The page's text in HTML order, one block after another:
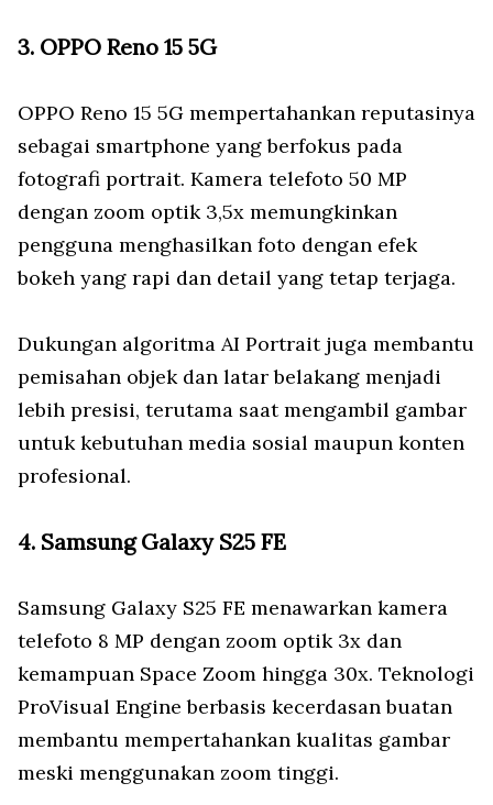
3. OPPO Reno 15 5G
OPPO Reno 15 5G mempertahankan reputasinya
sebagai smartphone yang berfokus pada
fotografi portrait. Kamera telefoto 50 MP
dengan zoom optik 3,5x memungkinkan
pengguna menghasilkan foto dengan efek
bokeh yang rapi dan detail yang tetap terjaga.
Dukungan algoritma AI Portrait juga membantu
pemisahan objek dan latar belakang menjadi
lebih presisi, terutama saat mengambil gambar
untuk kebutuhan media sosial maupun konten
profesional.
4. Samsung Galaxy S25 FE
Samsung Galaxy S25 FE menawarkan kamera
telefoto 8 MP dengan zoom optik 3x dan
kemampuan Space Zoom hingga 30x. Teknologi
ProVisual Engine berbasis kecerdasan buatan
membantu mempertahankan kualitas gambar
meski menggunakan zoom tinggi.